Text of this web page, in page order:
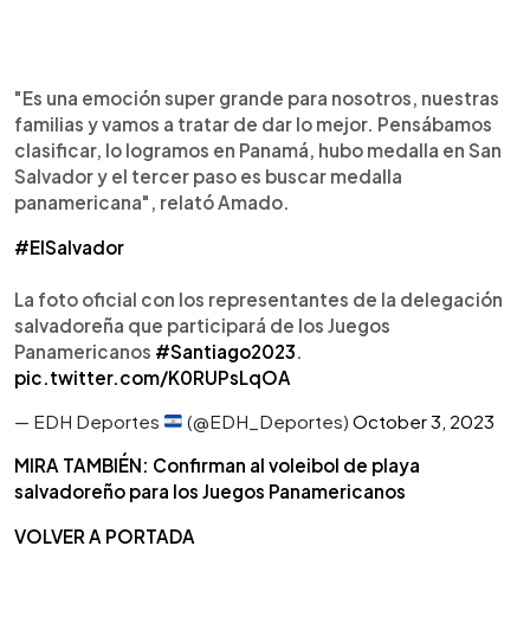
"Es una emoción super grande para nosotros, nuestras
familias y vamos a tratar de dar lo mejor. Pensábamos
clasificar, lo logramos en Panamá, hubo medalla en San
Salvador y el tercer paso es buscar medalla
panamericana", relató Amado.
#ElSalvador
La foto oficial con los representantes de la delegación
salvadoreña que participará de los Juegos
Panamericanos #Santiago2023
pic.twitter.com/K0RUPsLqOA
— EDH Deportes
(@EDH_Deportes)October 3, 2023
MIRA TAMBIÉN: Confirman al voleibol de playa
salvadoreño para los Juegos Panamericanos
VOLVER A PORTADA